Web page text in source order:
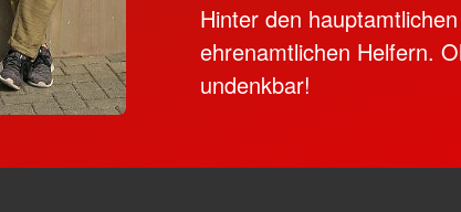
Hinter den
ehrenamtlichen Helfern.
undenkbar!